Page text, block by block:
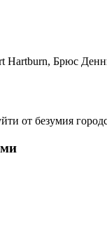
Брюс
от безумия